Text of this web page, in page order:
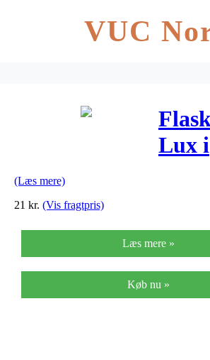
VUC
Lux i
(Læs mere)
21 kr. (Vis fragtpris)
Læs mere »
Køb nu »